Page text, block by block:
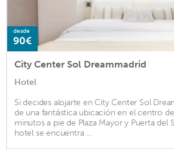
desde
90€
City Center Sol Dreammadrid
Hotel
Si decides alojarte en City Center Sol
de una fantástica ubicación en el centro
minutos a pie de Plaza Mayor y Puerta del
hotel se encuentra ...